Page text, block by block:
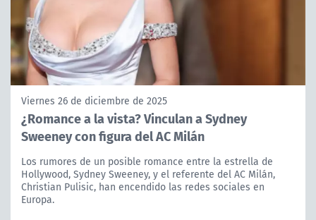
Viernes 26 de diciembre de 2025
¿Romance a la vista? Vinculan a Sydney
Sweeney con figura del AC Milán
Los rumores de un posible romance entre la estrella de
Hollywood, Sydney Sweeney, y el referente del AC Milán,
Christian Pulisic, han encendido las redes sociales en
Europa.